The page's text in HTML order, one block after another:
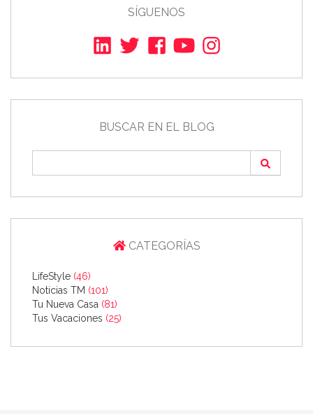
SÍGUENOS
BUSCAR EN EL BLOG
CATEGORÍAS
LifeStyle (46)
Noticias TM (101)
Tu Nueva Casa (81)
Tus Vacaciones (25)